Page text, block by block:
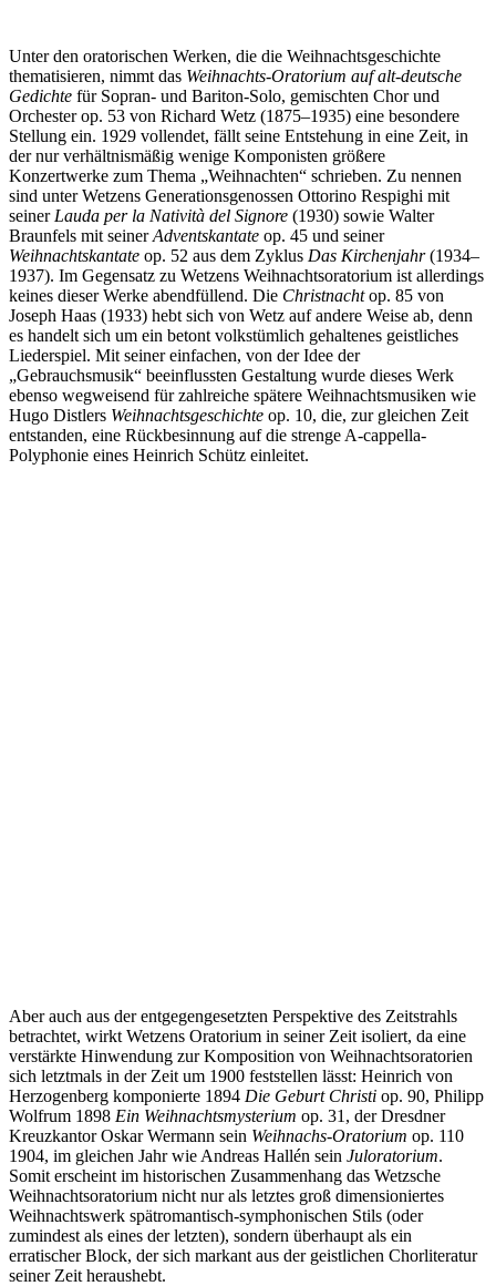
Unter den oratorischen Werken, die die Weihnachtsgeschichte
thematisieren, nimmt das Weihnachts-Oratorium auf alt-deutsche
Gedichte für Sopran- und Bariton-Solo, gemischten Chor und
Orchester op. 53 von Richard Wetz (1875–1935) eine besondere
Stellung ein. 1929 vollendet, fällt seine Entstehung in eine Zeit, in
der nur verhältnismäßig wenige Komponisten größere
Konzertwerke zum Thema „Weihnachten“ schrieben. Zu nennen
sind unter Wetzens Generationsgenossen Ottorino Respighi mit
seiner Lauda per la Natività del Signore (1930) sowie Walter
Braunfels mit seinerAdventskantate op. 45 und seiner
Weihnachtskantate op. 52 aus dem Zyklus Das Kirchenjahr(1934–
1937). Im Gegensatz zu Wetzens Weihnachtsoratorium ist allerdings
keines dieser Werke abendfüllend. Die Christnachtop. 85 von
Joseph Haas (1933) hebt sich von Wetz auf andere Weise ab, denn
es handelt sich um ein betont volkstümlich gehaltenes geistliches
Liederspiel. Mit seiner einfachen, von der Idee der
„Gebrauchsmusik“ beeinflussten Gestaltung wurde dieses Werk
ebenso wegweisend für zahlreiche spätere Weihnachtsmusiken wie
Hugo Distlers Weihnachtsgeschichte op. 10, die, zur gleichen Zeit
entstanden, eine Rückbesinnung auf die strenge A-cappella-
Polyphonie eines Heinrich Schütz einleitet.
Aber auch aus der entgegengesetzten Perspektive des Zeitstrahls
betrachtet, wirkt Wetzens Oratorium in seiner Zeit isoliert, da eine
verstärkte Hinwendung zur Komposition von Weihnachtsoratorien
sich letztmals in der Zeit um 1900 feststellen lässt: Heinrich von
Herzogenberg komponierte 1894 Die Geburt Christi op. 90, Philipp
Wolfrum 1898 Ein Weihnachtsmysterium op. 31, der Dresdner
Kreuzkantor Oskar Wermann sein Weihnachs-Oratorium op. 110
1904, im gleichen Jahr wie Andreas Hallén sein Juloratorium.
Somit erscheint im historischen Zusammenhang das Wetzsche
Weihnachtsoratorium nicht nur als letztes groß dimensioniertes
Weihnachtswerk spätromantisch-symphonischen Stils (oder
zumindest als eines der letzten), sondern überhaupt als ein
erratischer Block, der sich markant aus der geistlichen Chorliteratur
seiner Zeit heraushebt.